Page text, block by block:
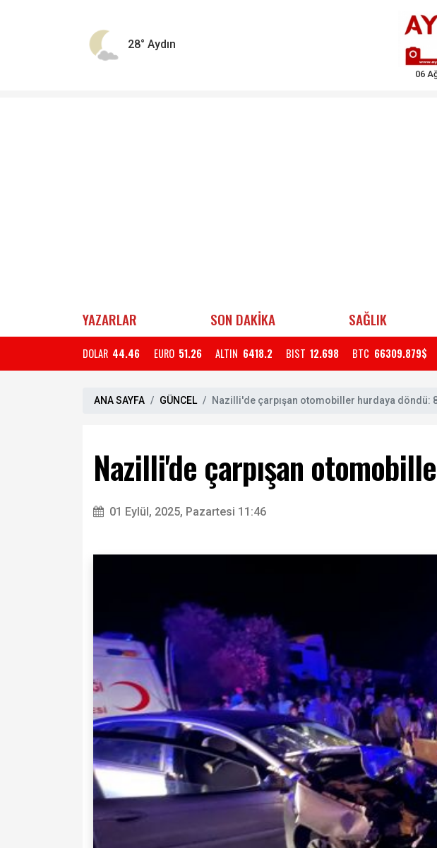
28° Aydın
06
YAZARLAR SON DAKİKA SAĞLIK
DOLAR 44.46 EURO 51.26 ALTIN 6418.2 BIST 12.698 BTC 66309.879$
ANA SAYFA GÜNCEL Nazilli'de çarpışan otomobiller hurdaya döndü:
Nazilli'de çarpışan
01 Eylül, 2025, Pazartesi 11:46